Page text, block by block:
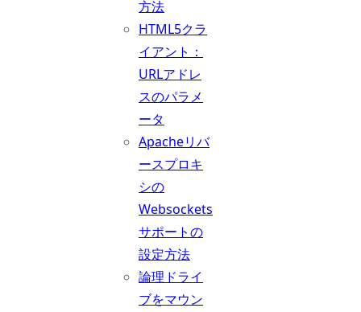
方法
HTML5クラ
イアント：
URLアドレ
スのパラメ
ータ
Apacheリバ
ースプロキ
シの
Websockets
サポートの
設定方法
論理ドライ
ブをマウン